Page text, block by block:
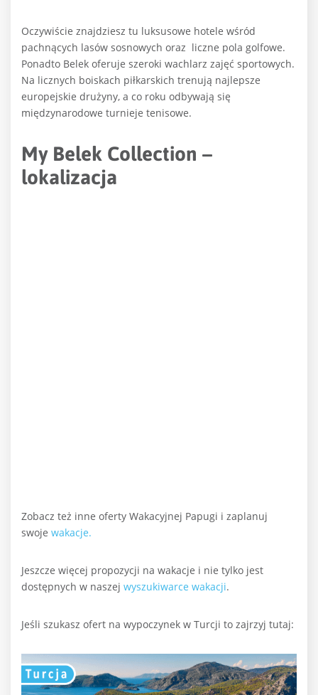
Oczywiście znajdziesz tu luksusowe hotele wśród
pachnących lasów sosnowych oraz liczne pola golfowe.
Ponadto Belek oferuje szeroki wachlarz zajęć sportowych.
Na licznych boiskach piłkarskich trenują najlepsze
europejskie drużyny, a co roku odbywają się
międzynarodowe turnieje tenisowe.
My Belek Collection –
lokalizacja
Zobacz też inne oferty Wakacyjnej Papugi i zaplanuj
swoje wakacje.
Jeszcze więcej propozycji na wakacje i nie tylko jest
dostępnych w naszej wyszukiwarce wakacji.
Jeśli szukasz ofert na wypoczynek w Turcji to zajrzyj tutaj: